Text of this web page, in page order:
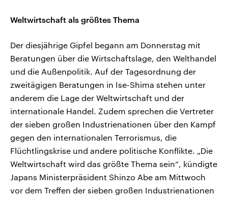
Weltwirtschaft als größtes Thema
Der diesjährige Gipfel begann am Donnerstag mit
Beratungen über die Wirtschaftslage, den Welthandel
und die Außenpolitik. Auf der Tagesordnung der
zweitägigen Beratungen in Ise-Shima stehen unter
anderem die Lage der Weltwirtschaft und der
internationale Handel. Zudem sprechen die Vertreter
der sieben großen Industrienationen über den Kampf
gegen den internationalen Terrorismus, die
Flüchtlingskrise und andere politische Konflikte. „Die
Weltwirtschaft wird das größte Thema sein“, kündigte
Japans Ministerpräsident Shinzo Abe am Mittwoch
vor dem Treffen der sieben großen Industrienationen